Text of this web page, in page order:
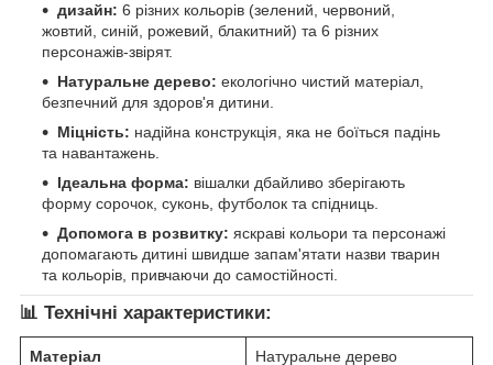
дизайн: 6 різних кольорів (зелений, червоний,
жовтий, синій, рожевий, блакитний) та 6 різних
персонажів-звірят.
Натуральне дерево: екологічно чистий матеріал,
безпечний для здоров'я дитини.
Міцність: надійна конструкція, яка не боїться падінь
та навантажень.
Ідеальна форма: вішалки дбайливо зберігають
форму сорочок, суконь, футболок та спідниць.
Допомога в розвитку: яскраві кольори та персонажі
допомагають дитині швидше запам'ятати назви тварин
та кольорів, привчаючи до самостійності.
📊 Технічні характеристики:
Матеріал Натуральне дерево